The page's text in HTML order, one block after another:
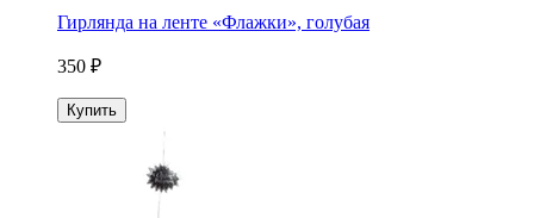
Гирлянда на ленте «Флажки», голубая
350 ₽
Купить